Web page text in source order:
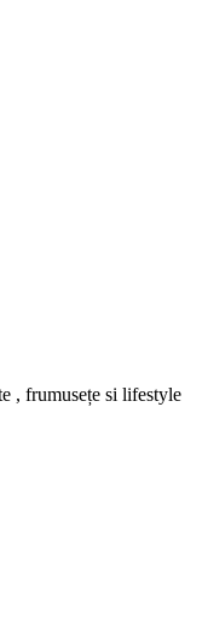
, frumusețe si lifestyle